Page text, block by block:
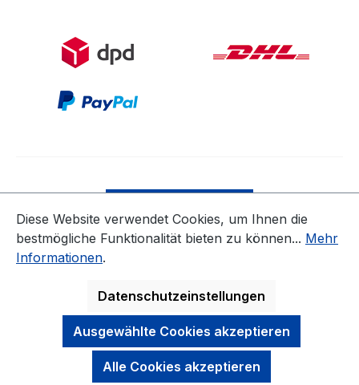
* Alle Preise inkl. gesetzl. Mehrwertsteuer zzgl.
Diese Website verwendet Cookies, um Ihnen die
bestmögliche Funktionalität bieten zu können... Mehr
Informationen.
Datenschutzeinstellungen
Ausgewählte Cookies akzeptieren
Alle Cookies akzeptieren